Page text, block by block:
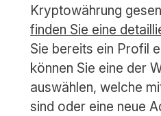
Kryptowährung
finden Sie eine
Sie bereits ein Profil
können Sie eine der
auswählen, welche
sind oder eine neue